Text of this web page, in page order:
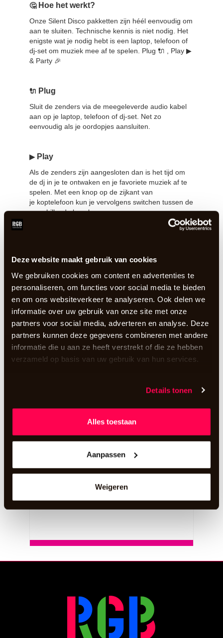
Deze website maakt gebruik van cookies
We gebruiken cookies om content en advertenties te
personaliseren, om functies voor social media te bieden
en om ons websiteverkeer te analyseren. Ook delen we
informatie over uw gebruik van onze site met onze
partners voor social media, adverteren en analyse. Deze
partners kunnen deze gegevens combineren met andere
informatie die u aan ze heeft verstrekt of die ze hebben
verzameld op basis van uw gebruik van hun services.
Details tonen
Alles toestaan
Aanpassen
Weigeren
🤔 Hoe het werkt?
Onze Silent Disco pakketten zijn héél eenvoudig om
aan te sluiten. Technische kennis is niet nodig. Het
enigste wat je nodig hebt is een laptop, telefoon of
dj-set om muziek mee af te spelen. Plug 🔌 , Play ▶
& Party 🎉
🔌 Plug
Sluit de zenders via de meegeleverde audio kabel
aan op je laptop, telefoon of dj-set. Net zo
eenvoudig als je oordopjes aansluiten.
▶ Play
Als de zenders zijn aangesloten dan is het tijd om
de dj in je te ontwaken en je favoriete muziek af te
spelen. Met een knop op de zijkant van
je koptelefoon kun je vervolgens switchen tussen de
verschillende kanalen.
Let the good times roll! Door de kleuren op de RGB-
kanalen je vrienden luisteren! Dat verklaart waarom
ze zo uitbundig staan mee te zingen of uit de maat
van jouw muziek-kanaal staan te dansen.
🙋‍♂️Vragen?
Het team van RGB Disco zit voor je klaar om jouw